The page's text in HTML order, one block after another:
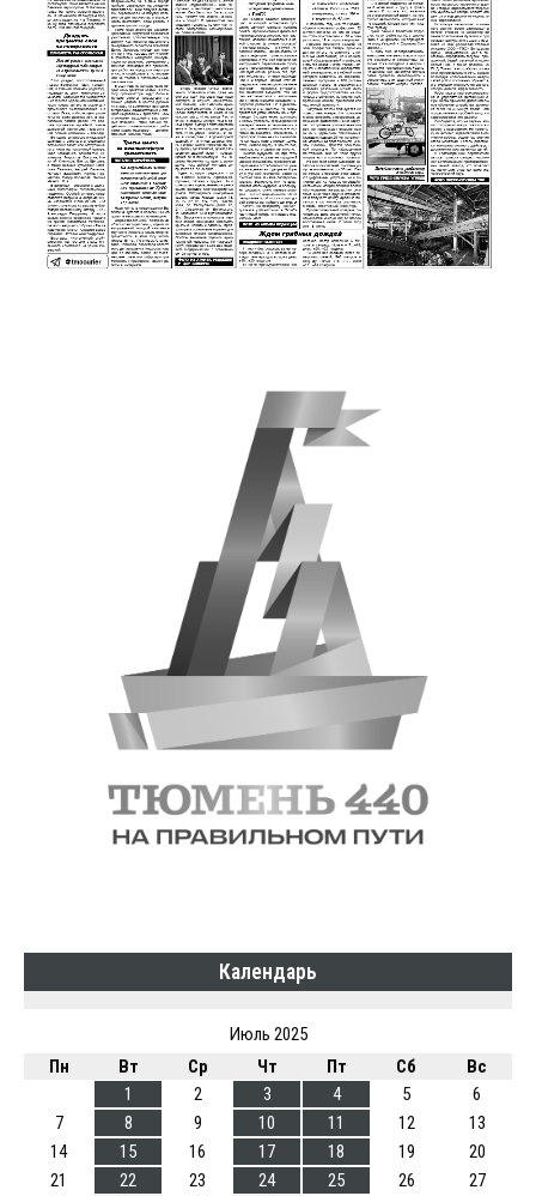
Календарь
Июль 2025
Пн
Вт Ср Чт Пт Сб
Вс
1
2 3 4 5
6
7
8 9 10 11 12
13
14
15 16 17 18 19
20
21
22 23 24 25 26
27